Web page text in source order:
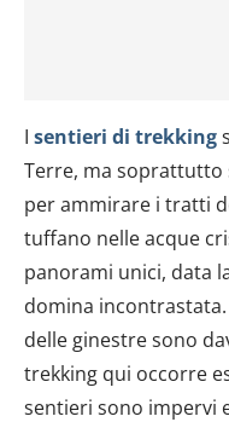
I sentieri di trekking
Terre, ma soprattutto
per ammirare i tratti
tuffano nelle acque
panorami unici, data
domina
delle ginestre sono
trekking qui occorre
sentieri sono impervi